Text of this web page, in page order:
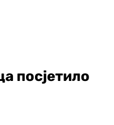
посјетило